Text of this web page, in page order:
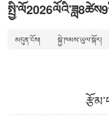
མདུན་ངོས། སྐྱེ་ཁམས་ཡུལ་སྐོར།